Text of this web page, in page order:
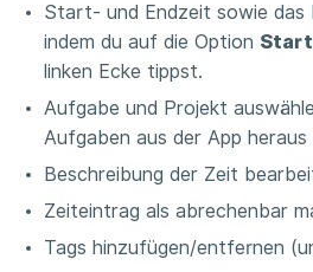
Start- und Endzeit sowie das
indem du auf die Option
linken Ecke tippst.
Aufgabe und Projekt
Aufgaben aus der App heraus
Beschreibung der Zeit
Zeiteintrag als abrechenbar
Tags hinzufügen/entfernen